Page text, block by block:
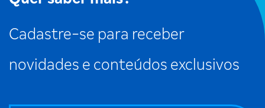
Cadastre-se para receber
novidades e conteúdos exclusivos